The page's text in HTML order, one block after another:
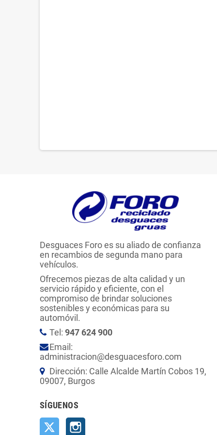
Desguaces Foro es su aliado de confianza
en recambios de segunda mano para
vehículos.
Ofrecemos piezas de alta calidad y un
servicio rápido y eficiente, con el
compromiso de brindar soluciones
sostenibles y económicas para su
automóvil.
Tel: 947 624 900
Email:
administracion@desguacesforo.com
Dirección: Calle Alcalde Martín Cobos 19,
09007, Burgos
SÍGUENOS
Twitter